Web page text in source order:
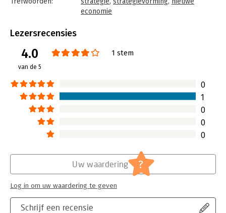
strategy including expanded coverage of the resource-based
examples from the international, service and ‘ebusiness’
economie
Bindwijze:
Uitgever:
Cengage
Verschijningsdatum:
Hoofdrubriek: Strategisch management
Lezersrecensies
4.0
van de 5
1 stem
0
1
0
0
0
Schrijf een recensie
Uw waardering ?
Log in om uw waardering te geven